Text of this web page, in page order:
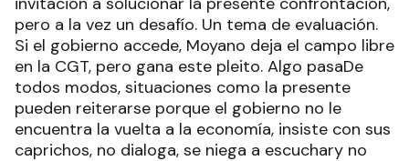
pero a la vez un desafío. Un tema de evaluación.
Si el gobierno accede, Moyano deja el campo libre
en la CGT, pero gana este pleito. Algo pasaDe
todos modos, situaciones como la presente
pueden reiterarse porque el gobierno no le
encuentra la vuelta a la economía, insiste con sus
caprichos, no dialoga, se niega a escuchary no